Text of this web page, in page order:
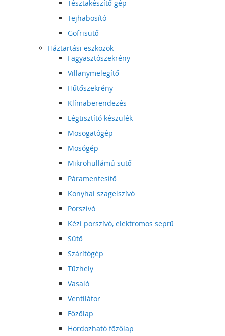
Tésztakészítő gép
Tejhabosító
Gofrisütő
Háztartási eszközök
Fagyasztószekrény
Villanymelegítő
Hűtőszekrény
Klímaberendezés
Légtisztító készülék
Mosogatógép
Mosógép
Mikrohullámú sütő
Páramentesítő
Konyhai szagelszívó
Porszívó
Kézi porszívó, elektromos seprű
Sütő
Szárítógép
Tűzhely
Vasaló
Ventilátor
Főzőlap
Hordozható főzőlap